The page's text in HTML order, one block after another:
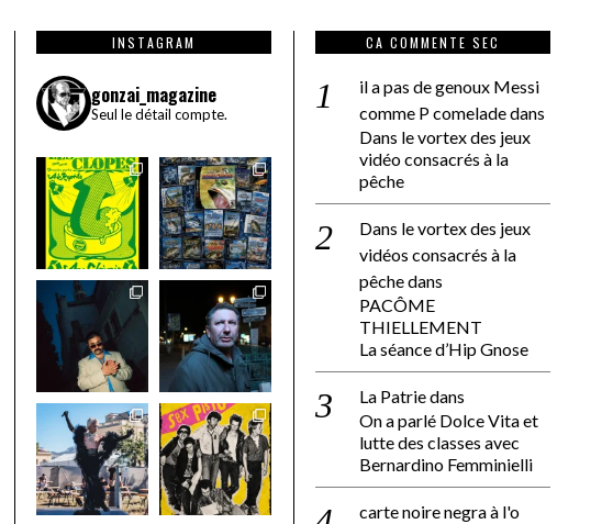
INSTAGRAM
gonzai_magazine
Seul le détail compte.
CA COMMENTE SEC
il a pas de genoux Messi
comme P comeladedans
Dans le vortex des jeux
vidéo consacrés à la
pêche
Dans le vortex des jeux
vidéos consacrés à la
pêchedans
PACÔME
THIELLEMENT
La séance d’Hip Gnose
La Patriedans
On a parlé Dolce Vita et
lutte des classes avec
Bernardino Femminielli
carte noire negra à l'o